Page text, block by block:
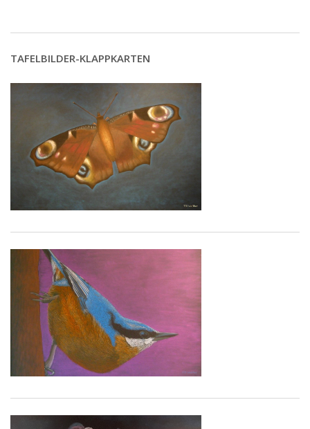
TAFELBILDER-KLAPPKARTEN